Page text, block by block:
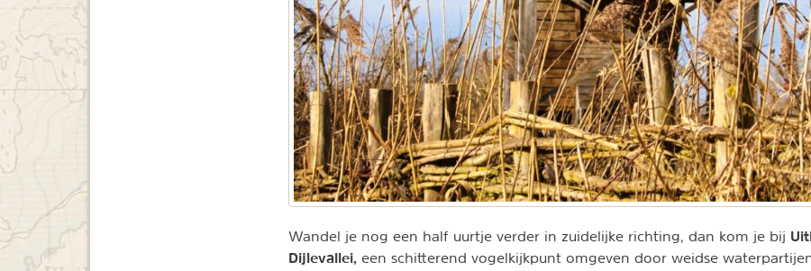
Wandel je nog een half uurtje verder in zuidelijke richting, dan kom je bij
Dijlevallei, een schitterend vogelkijkpunt omgeven door weidse